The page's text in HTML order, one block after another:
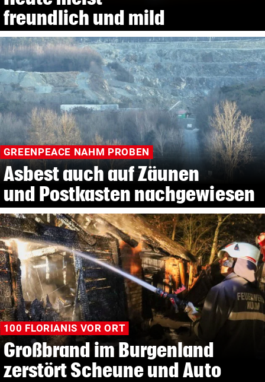
freundlich und mild
GREENPEACE NAHM PROBEN
Asbest auch auf Zäunen
und Postkasten nachgewiesen
100 FLORIANIS VOR ORT
Großbrand im Burgenland
zerstört Scheune und Auto